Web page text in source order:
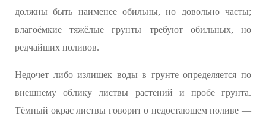
должны быть наименее обильны, но довольно часты;
влагоёмкие тяжёлые грунты требуют обильных, но
редчайших поливов.
Недочет либо излишек воды в грунте определяется по
внешнему облику листвы растений и пробе грунта.
Тёмный окрас листвы говорит о недостающем поливе —